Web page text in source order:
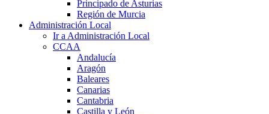
Principado de Asturias
Región de Murcia
Administración Local
Ir a Administración Local
CCAA
Andalucía
Aragón
Baleares
Canarias
Cantabria
Castilla y León